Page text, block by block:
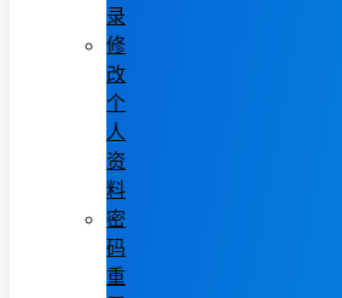
录
修
改
个
人
资
料
密
码
重